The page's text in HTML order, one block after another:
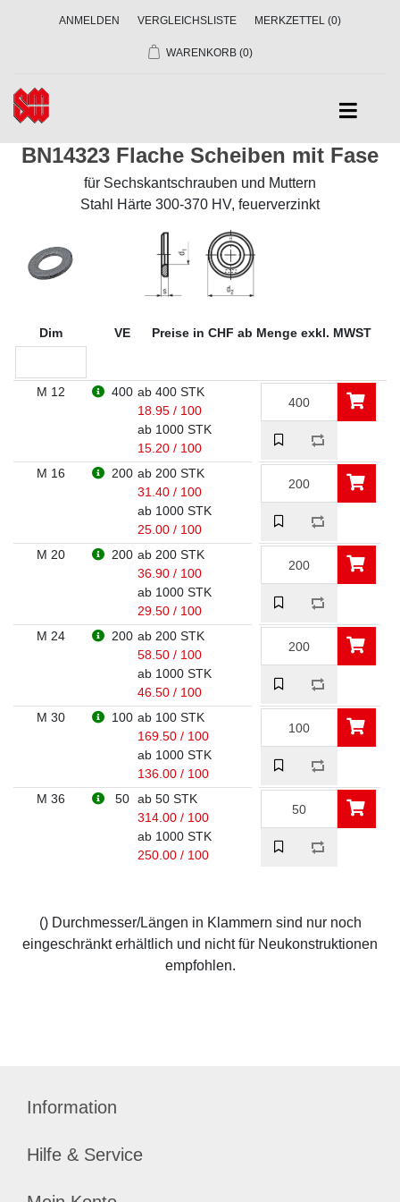
ANMELDEN VERGLEICHSLISTE MERKZETTEL (0)
WARENKORB (0)
BN14323 Flache Scheiben mit Fase
für Sechskantschrauben und Muttern
Stahl Härte 300-370 HV, feuerverzinkt
Dim VE Preise in CHF ab Menge exkl. MWST
M 12 400 ab 400 STK
18.95 / 100
ab 1000 STK
15.20 / 100
M 16
200 ab 200 STK
31.40 / 100
ab 1000 STK
25.00 / 100
M 20
200 ab 200 STK
36.90 / 100
ab 1000 STK
29.50 / 100
M 24
200 ab 200 STK
58.50 / 100
ab 1000 STK
46.50 / 100
M 30
100 ab 100 STK
169.50 / 100
ab 1000 STK
136.00 / 100
M 36
50 ab 50 STK
314.00 / 100
ab 1000 STK
250.00 / 100
() Durchmesser/Längen in Klammern sind nur noch
eingeschränkt erhältlich und nicht für Neukonstruktionen
empfohlen.
Information
Hilfe & Service